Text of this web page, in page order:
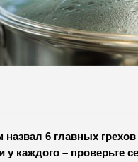
6 главных
у каждого – проверьте